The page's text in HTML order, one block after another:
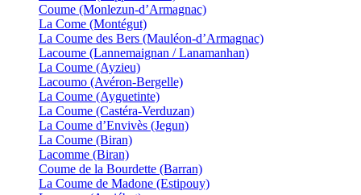
Coume (Monlezun-d’Armagnac)
La Come (Montégut)
La Coume des Bers (Mauléon-d’Armagnac)
Lacoume (Lannemaignan / Lanamanhan)
La Coume (Ayzieu)
Lacoumo (Avéron-Bergelle)
La Coume (Ayguetinte)
La Coume (Castéra-Verduzan)
La Coume d’Envivès (Jegun)
La Coume (Biran)
Lacomme (Biran)
Coume de la Bourdette (Barran)
La Coume de Madone (Estipouy)